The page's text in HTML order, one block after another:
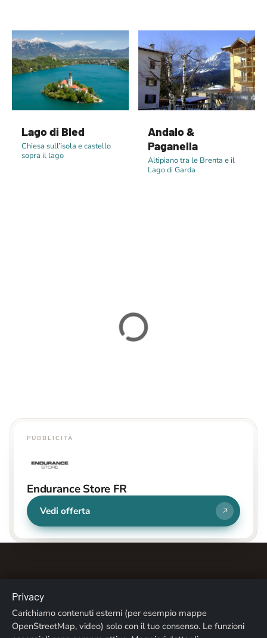
Lago di Bled
Chiesa sull’isola e castello
sopra il lago
Andalo &
Paganella
Altipiano tra le Brenta e il
Lago di Garda
PUBBLICITÀ
Endurance Store FR
Vedi offerta
Chi siamo Contatti Note legali Privacy
Privacy
Carichiamo contenuti esterni (per esempio mappe
OpenStreetMap, video) solo con il tuo consenso. Le funzioni